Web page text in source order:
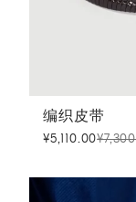
编织皮带
编织皮带
¥5,110.00